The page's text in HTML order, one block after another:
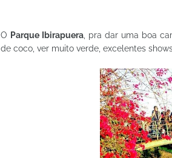
O Parque Ibirapuera, pra dar uma boa
de coco, ver muito verde, excelentes